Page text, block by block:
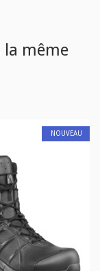
même
NOUVEAU